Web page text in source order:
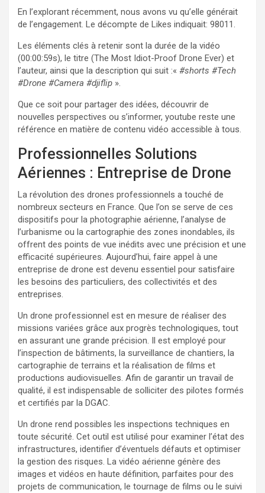
En l’explorant récemment, nous avons vu qu’elle générait
de l’engagement. Le décompte de Likes indiquait: 98011.
Les éléments clés à retenir sont la durée de la vidéo
(00:00:59s), le titre (The Most Idiot-Proof Drone Ever) et
l’auteur, ainsi que la description qui suit :« #shorts #Tech
#Drone #Camera #djiflip ».
Que ce soit pour partager des idées, découvrir de
nouvelles perspectives ou s’informer, youtube reste une
référence en matière de contenu vidéo accessible à tous.
Professionnelles Solutions
Aériennes : Entreprise de Drone
La révolution des drones professionnels a touché de
nombreux secteurs en France. Que l’on se serve de ces
dispositifs pour la photographie aérienne, l’analyse de
l’urbanisme ou la cartographie des zones inondables, ils
offrent des points de vue inédits avec une précision et une
efficacité supérieures. Aujourd’hui, faire appel à une
entreprise de drone est devenu essentiel pour satisfaire
les besoins des particuliers, des collectivités et des
entreprises.
Un drone professionnel est en mesure de réaliser des
missions variées grâce aux progrès technologiques, tout
en assurant une grande précision. Il est employé pour
l’inspection de bâtiments, la surveillance de chantiers, la
cartographie de terrains et la réalisation de films et
productions audiovisuelles. Afin de garantir un travail de
qualité, il est indispensable de solliciter des pilotes formés
et certifiés par la DGAC.
Un drone rend possibles les inspections techniques en
toute sécurité. Cet outil est utilisé pour examiner l’état des
infrastructures, identifier d’éventuels défauts et optimiser
la gestion des risques. La vidéo aérienne génère des
images et vidéos en haute définition, parfaites pour des
projets de communication, le tournage de films ou le suivi